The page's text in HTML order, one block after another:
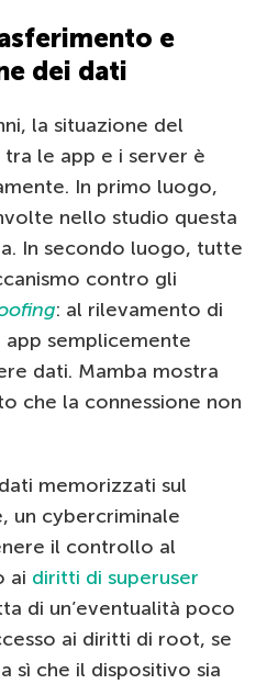
e
dei dati
la situazione del
le app e i server è
In primo luogo,
nello studio questa
In secondo luogo, tutte
contro gli
: al rilevamento di
semplicemente
dati. Mamba mostra
che la connessione non
memorizzati sul
un cybercriminale
il controllo al
ai diritti di superuser
di un’eventualità poco
ai diritti di root, se
sì che il dispositivo sia